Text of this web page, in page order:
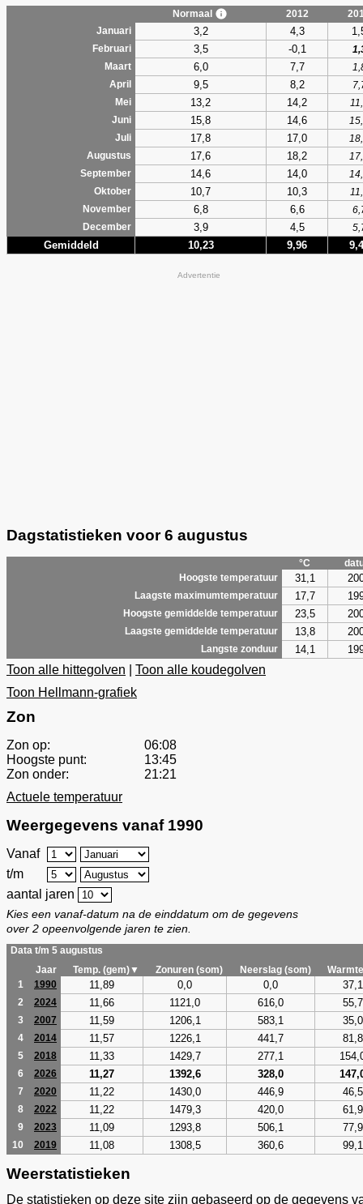
Normaal 2012
Januari
3,2 4,3
Februari 3,5 -0,1
Maart
6,0 7,7
April
9,5 8,2
Mei
13,2 14,2
Juni
15,8 14,6
Juli
17,8 17,0
Augustus
17,6 18,2
September
14,6 14,0
Oktober
10,7 10,3
November
6,8 6,6
December
3,9 4,5
Gemiddeld 10,23 9,96
Advertentie
Dagstatistieken voor 6 augustus
°C
Hoogste temperatuur
31,1
Laagste maximumtemperatuur 17,7
Hoogste gemiddelde temperatuur 23,5
Laagste gemiddelde temperatuur 13,8
Langste zonduur 14,1
Toon alle hittegolven
Toon alle koudegolven
Toon Hellmann-grafiek
Zon
Zon op:
06:08
Hoogste punt:
13:45
Zon onder:
21:21
Actuele temperatuur
Weergegevens vanaf 1990
Vanaf
t/m
aantal jaren
Kies een vanaf-datum na de einddatum om de gegevens
over 2 opeenvolgende jaren te zien.
Data t/m 5 augustus
Jaar
Temp. (gem)▼ Zonuren (som) Neerslag (som)
1
1990 11,89 0,0 0,0 37,1
2 2024 11,66 1121,0 616,0 55,7
3 2007 11,59 1206,1 583,1 35,0
4 2014 11,57 1226,1 441,7 81,8
5 2018 11,33 1429,7 277,1
6 2026 11,27 1392,6 328,0
7 2020 11,22 1430,0 446,9 46,5
8 2022 11,22 1479,3 420,0 61,9
9 2023 11,09 1293,8 506,1 77,9
10 2019 11,08 1308,5 360,6 99,1
Weerstatistieken
De statistieken op deze site zijn gebaseerd op de gegevens